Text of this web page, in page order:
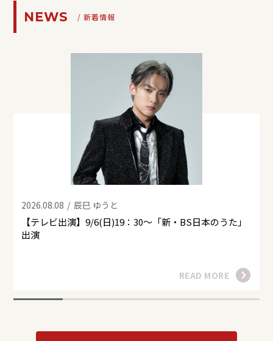
NEWS / 新着情報
2026.08.08 辰巳 ゆうと
【テレビ出演】9/6(日)19：30～「新・BS日本のうた」
出演
READ MORE